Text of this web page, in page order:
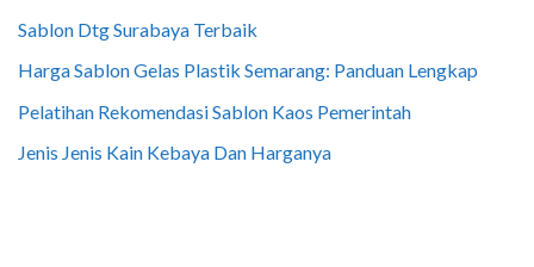
Sablon Dtg Surabaya Terbaik
Harga Sablon Gelas Plastik Semarang: Panduan Lengkap
Pelatihan Rekomendasi Sablon Kaos Pemerintah
Jenis Jenis Kain Kebaya Dan Harganya